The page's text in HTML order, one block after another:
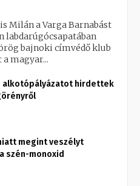
Milán a Varga Barnabást
labdarúgócsapatában
bajnoki címvédő klub
magyar...
alkotópályázatot hirdettek
megint veszélyt
szén-monoxid